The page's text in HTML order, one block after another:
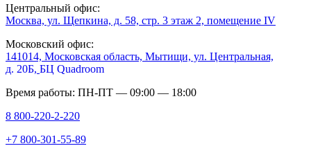
Центральный офис:
Москва, ул. Щепкина, д. 58, стр. 3 этаж 2, помещение IV
Московский офис:
141014, Московская область, Мытищи, ул. Центральная,
д. 20Б, БЦ Quadroom
Время работы: ПН-ПТ — 09:00 — 18:00
8 800-220-2-220
+7 800-301-55-89